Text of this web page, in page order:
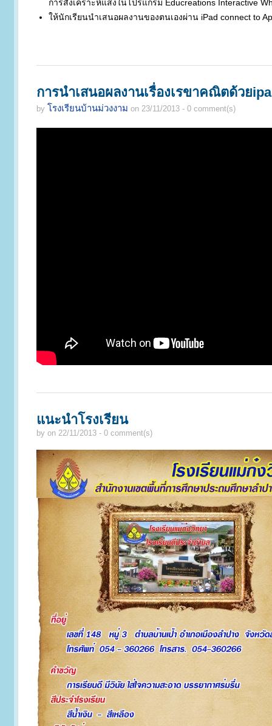
การสังเคราะห์แสงในโปรแกรม Educreations Interactive
ให้นักเรียนนำเสนอผลงานของตนเองผ่าน iPad connect to
การนำเสนอผลงานเรื่องเรขาคณิตด้วย
by โรงเรียนบ้านม่วงงาม on 23/11/2013 - 0 comment(s)
แนะนำโรงเรียน
by on 22/11/2013 - 0 comment(s)